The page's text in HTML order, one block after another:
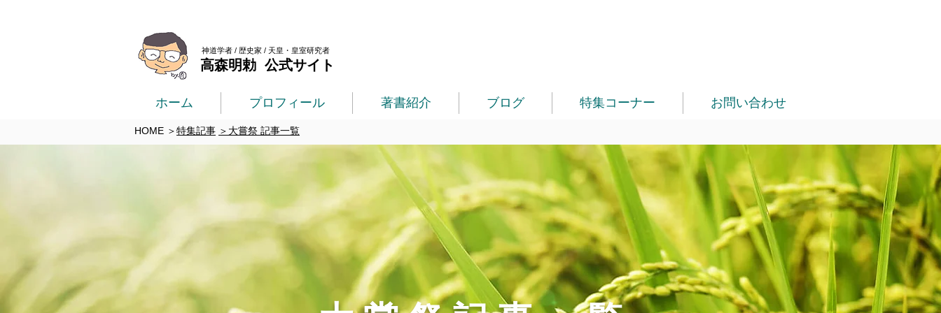
神道学者 / 歴史家 / 天皇・皇室研究者
高森明勅 公式サイト
ホーム プロフィール 著書紹介 ブログ 特集コーナー お問い合わせ
HOME ＞特集記事 ＞大嘗祭 記事一覧